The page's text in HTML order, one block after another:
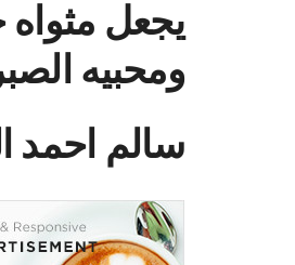
يجعل مثواه
ومحبيه
سالم احمد